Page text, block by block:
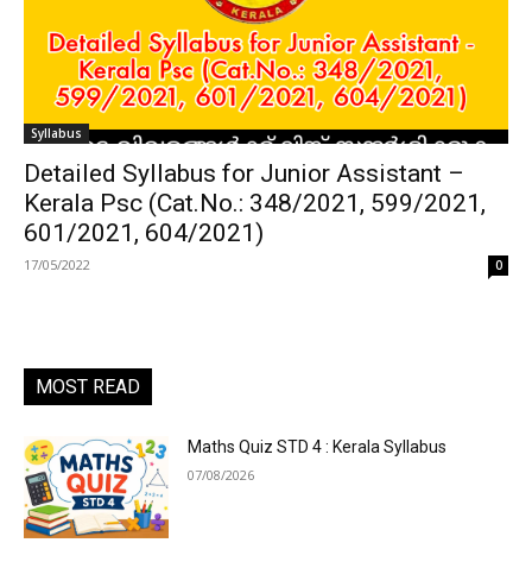
Syllabus
Detailed Syllabus for Junior Assistant –
Kerala Psc (Cat.No.: 348/2021, 599/2021,
601/2021, 604/2021)
17/05/2022 0
MOST READ
Maths Quiz STD 4 : Kerala Syllabus
07/08/2026